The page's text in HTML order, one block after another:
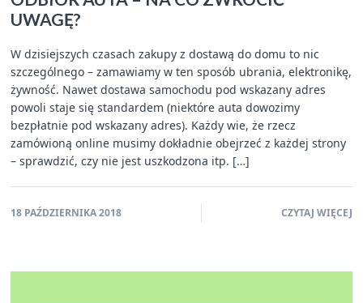
UWAGĘ?
W dzisiejszych czasach zakupy z dostawą do domu to nic
szczególnego – zamawiamy w ten sposób ubrania, elektronikę,
żywność. Nawet dostawa samochodu pod wskazany adres
powoli staje się standardem (niektóre auta dowozimy
bezpłatnie pod wskazany adres). Każdy wie, że rzecz
zamówioną online musimy dokładnie obejrzeć z każdej strony
– sprawdzić, czy nie jest uszkodzona itp. […]
18 PAŹDZIERNIKA 2018 CZYTAJ WIĘCEJ